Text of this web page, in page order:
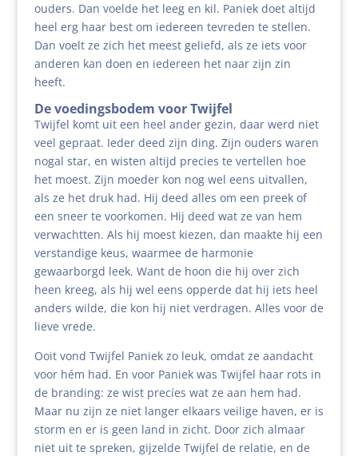
ouders. Dan voelde het leeg en kil. Paniek doet altijd
heel erg haar best om iedereen tevreden te stellen.
Dan voelt ze zich het meest geliefd, als ze iets voor
anderen kan doen en iedereen het naar zijn zin
heeft.
De voedingsbodem voor Twijfel
Twijfel komt uit een heel ander gezin, daar werd niet
veel gepraat. Ieder deed zijn ding. Zijn ouders waren
nogal star, en wisten altijd precies te vertellen hoe
het moest. Zijn moeder kon nog wel eens uitvallen,
als ze het druk had. Hij deed alles om een preek of
een sneer te voorkomen. Hij deed wat ze van hem
verwachtten. Als hij moest kiezen, dan maakte hij een
verstandige keus, waarmee de harmonie
gewaarborgd leek. Want de hoon die hij over zich
heen kreeg, als hij wel eens opperde dat hij iets heel
anders wilde, die kon hij niet verdragen. Alles voor de
lieve vrede.
Ooit vond Twijfel Paniek zo leuk, omdat ze aandacht
voor hém had. En voor Paniek was Twijfel haar rots in
de branding: ze wist precíes wat ze aan hem had.
Maar nu zijn ze niet langer elkaars veilige haven, er is
storm en er is geen land in zicht. Door zich almaar
niet uit te spreken, gijzelde Twijfel de relatie, en de